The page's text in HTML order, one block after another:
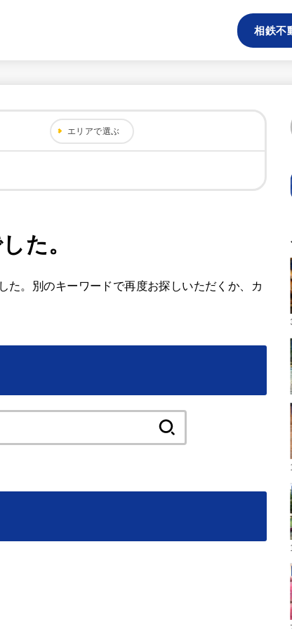
相鉄不
エリアで選ぶ
た。
た。別のキーワードで再度お探しいただくか、カ
索: